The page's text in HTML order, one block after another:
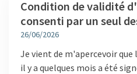
Condition de validité
consenti par un seul
26/06/2026
Je vient de m'apercevoir
il y a quelques mois a été